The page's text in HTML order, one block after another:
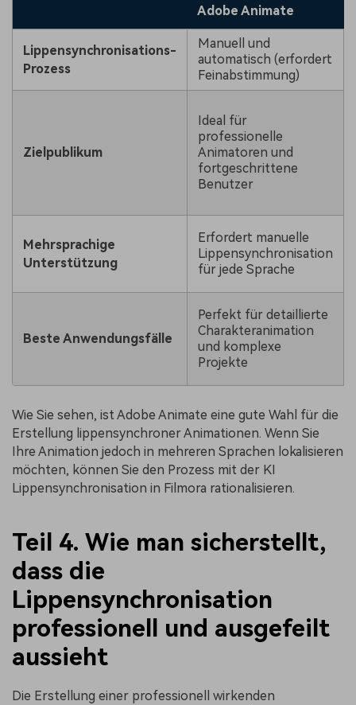
Adobe Animate
Lippensynchronisations-
Prozess
Manuell und
automatisch (erfordert
Feinabstimmung)
Zielpublikum
Ideal für
professionelle
Animatoren und
fortgeschrittene
Benutzer
Mehrsprachige
Unterstützung
Erfordert manuelle
Lippensynchronisation
für jede Sprache
Beste Anwendungsfälle
Perfekt für detaillierte
Charakteranimation
und komplexe
Projekte
Wie Sie sehen, ist Adobe Animate eine gute Wahl für die
Erstellung lippensynchroner Animationen. Wenn Sie
Ihre Animation jedoch in mehreren Sprachen lokalisieren
möchten, können Sie den Prozess mit der KI
Lippensynchronisation in Filmora rationalisieren.
Teil 4. Wie man sicherstellt,
dass die
Lippensynchronisation
professionell und ausgefeilt
aussieht
Die Erstellung einer professionell wirkenden